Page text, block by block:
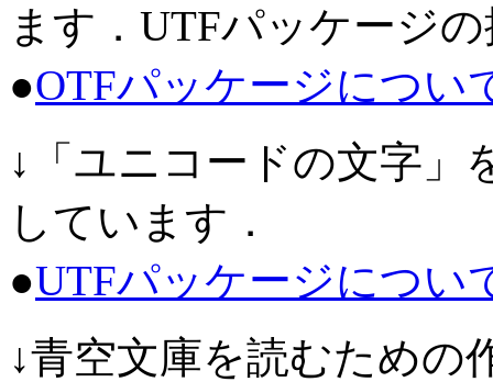
ます．UTFパッケージ
●OTFパッケージについ
↓「ユニコードの文字」
しています．
●UTFパッケージについ
↓青空文庫を読むための